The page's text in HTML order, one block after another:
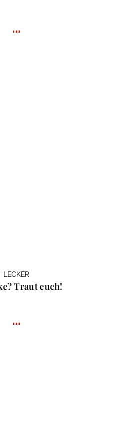
…
LECKER
Traut euch!
…